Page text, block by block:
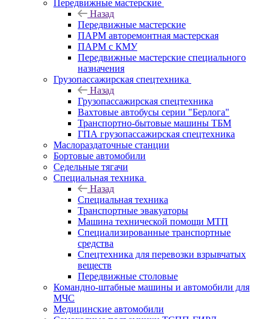
Передвижные мастерские
Назад
Передвижные мастерские
ПАРМ авторемонтная мастерская
ПАРМ с КМУ
Передвижные мастерские специального
назначения
Грузопассажирская спецтехника
Назад
Грузопассажирская спецтехника
Вахтовые автобусы серии "Берлога"
Транспортно-бытовые машины ТБМ
ГПА грузопассажирская спецтехника
Маслораздаточные станции
Бортовые автомобили
Седельные тягачи
Специальная техника
Назад
Специальная техника
Транспортные эвакуаторы
Машина технической помощи МТП
Специализированные транспортные
средства
Спецтехника для перевозки взрывчатых
веществ
Передвижные столовые
Командно-штабные машины и автомобили для
МЧС
Медицинские автомобили